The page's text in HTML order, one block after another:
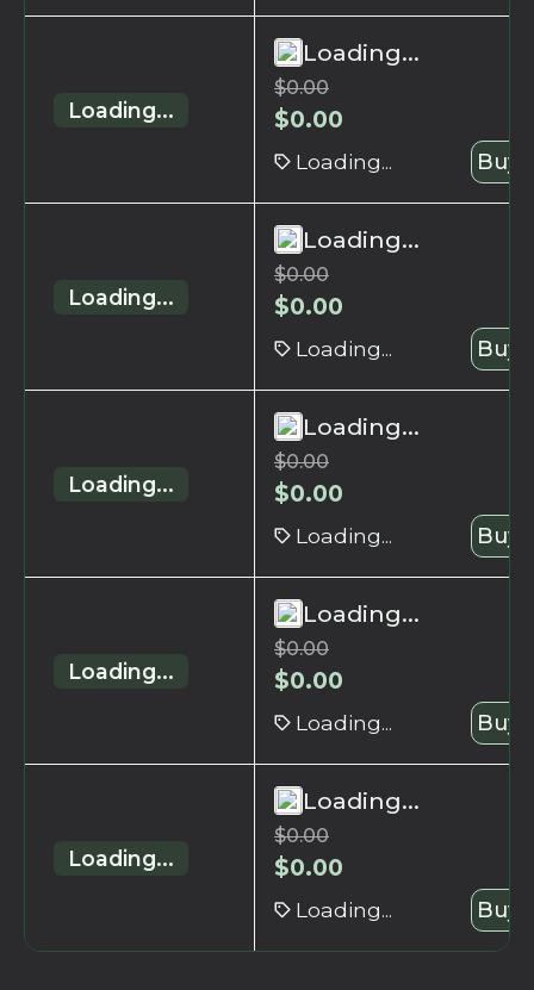
Loading...
Loading...
$0.00
$0.00
Loading... Buy
Loading...
Loading...
$0.00
$0.00
Loading... Buy
Loading...
Loading...
$0.00
$0.00
Loading... Buy
Loading...
Loading...
$0.00
$0.00
Loading... Buy
Loading...
Loading...
$0.00
$0.00
Loading... Buy